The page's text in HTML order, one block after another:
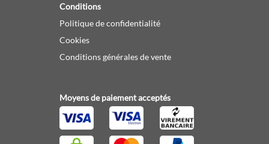
Conditions
Politique de confidentialité
Cookies
Conditions générales de vente
Moyens de paiement acceptés